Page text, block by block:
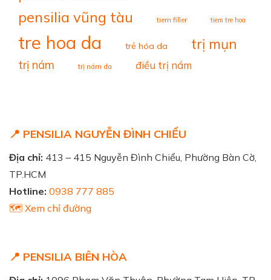
pensilia vũng tàu tiem filler tiem tre hoa
tre hoa da trẻ hóa da trị mụn
trị nám trị nám da điều trị nám
📍 PENSILIA NGUYỄN ĐÌNH CHIỂU
Địa chỉ: 413 – 415 Nguyễn Đình Chiểu, Phường Bàn Cờ,
TP.HCM
Hotline: 0938 777 885
🗺️ Xem chỉ đường
📍 PENSILIA BIÊN HÒA